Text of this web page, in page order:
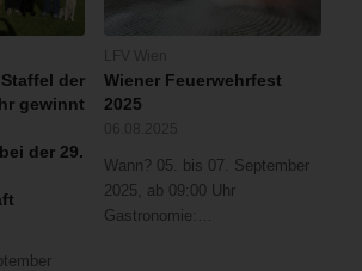
der
gewinnt
der 29.
Wiener Feuerwehrfest
2025
Wann? 05. bis 07. September
2025, ab 09:00 Uhr
Gastronomie:…